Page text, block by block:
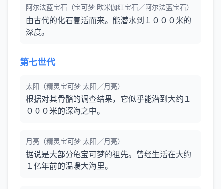
阿尔法蓝宝石（宝可梦 欧米伽红宝石／阿尔法蓝宝石）
由古代的化石复活而来。能潜水到１０００米的
深度。
第七世代
太阳（精灵宝可梦 太阳／月亮）
根据对其骨骼的调查结果，它似乎能潜到大约１
０００米的深海之中。
月亮（精灵宝可梦 太阳／月亮）
据说是大部分龟宝可梦的祖先。曾经生活在大约
１亿年前的温暖大海里。